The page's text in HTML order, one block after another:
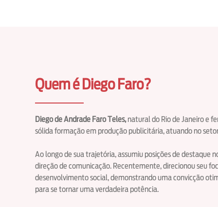
Quem é Diego Faro?
Diego de Andrade Faro Teles,natural do Rio de Janeiro e
sólida formação em produção publicitária, atuando no
Ao longo de sua trajetória, assumiu posições de
direção de comunicação. Recentemente, direcionou seu
desenvolvimento social, demonstrando uma convicção
para se tornar uma verdadeira potência.